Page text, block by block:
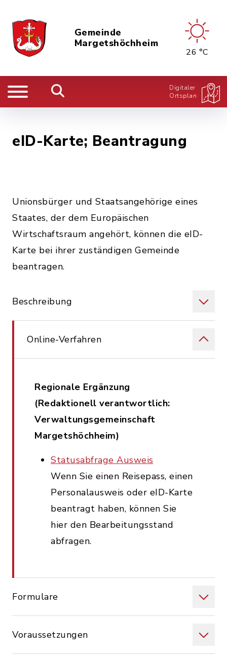
Gemeinde
Margetshöchheim
26 °C
Digitaler
Ortsplan
eID-Karte; Beantragung
Unionsbürger und Staatsangehörige eines
Staates, der dem Europäischen
Wirtschaftsraum angehört, können die eID-
Karte bei ihrer zuständigen Gemeinde
beantragen.
Beschreibung
Online-Verfahren
Regionale Ergänzung
(Redaktionell verantwortlich:
Verwaltungsgemeinschaft
Margetshöchheim)
Statusabfrage Ausweis
Wenn Sie einen Reisepass, einen
Personalausweis oder eID-Karte
beantragt haben, können Sie
hier den Bearbeitungsstand
abfragen.
Formulare
Voraussetzungen